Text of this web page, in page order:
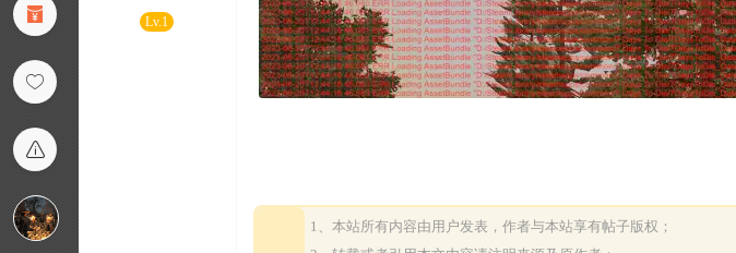
Lv.1
1、本站所有内容由用户发表，作者与本站享有帖子版权；